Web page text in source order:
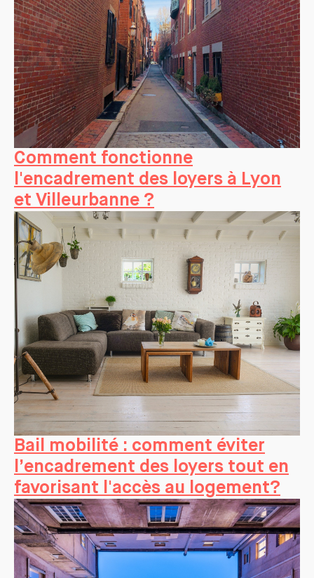
Comment fonctionne
l'encadrement des loyers à Lyon
et Villeurbanne ?
Bail mobilité : comment éviter
l’encadrement des loyers tout en
favorisant l'accès au logement?